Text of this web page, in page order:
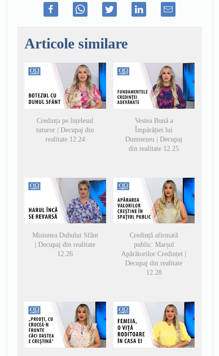
Articole similare
Credința pe înțelesul
tuturor | Decupaj din
realitate 12.24
Vestea Bună a
Împărăției lui
Dumnezeu | Decupaj
din realitate 12.25
Misiunea Duhului Sfânt
| Decupaj din realitate
12.26
Credință afirmată
public: Marșul
Apărătorilor Credinței |
Decupaj din realitate
12.28